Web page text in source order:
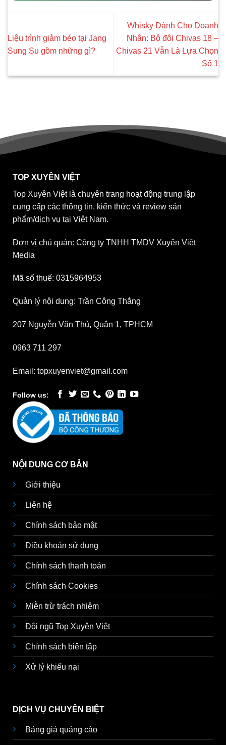
Liệu trình giảm béo tại Jang
Sung Su gồm những gì?
Whisky Dành Cho Doanh
Nhân: Bộ đôi Chivas 18 –
Chivas 21 Vẫn Là Lựa Chọn
Số 1
TOP XUYÊN VIỆT
Top Xuyên Việt là chuyên trang hoạt động trung lập
cung cấp các thông tin, kiến thức và review sản
phẩm/dịch vụ tại Việt Nam.
Đơn vị chủ quản: Công ty TNHH TMDV Xuyên Việt
Media
Mã số thuế: 0315964953
Quản lý nội dung: Trần Công Thắng
207 Nguyễn Văn Thủ, Quận 1, TPHCM
0963 711 297
Email: topxuyenviet@gmail.com
Follow us:
NỘI DUNG CƠ BẢN
Giới thiệu
Liên hệ
Chính sách bảo mật
Điều khoản sử dụng
Chính sách thanh toán
Chính sách Cookies
Miễn trừ trách nhiệm
Đội ngũ Top Xuyên Việt
Chính sách biên tập
Xử lý khiếu nại
DỊCH VỤ CHUYÊN BIỆT
Bảng giá quảng cáo